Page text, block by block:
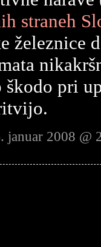
straneh
železnice
škodo pri
januar 2008 @